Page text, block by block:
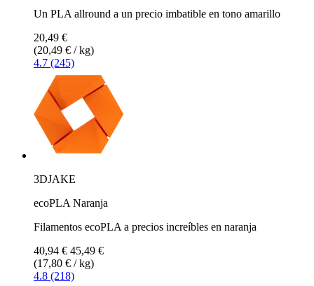
Un PLA allround a un precio imbatible en tono amarillo
20,49 €
(20,49 € / kg)
4.7 (245)
3DJAKE
ecoPLA Naranja
Filamentos ecoPLA a precios increíbles en naranja
40,94 € 45,49 €
(17,80 € / kg)
4.8 (218)